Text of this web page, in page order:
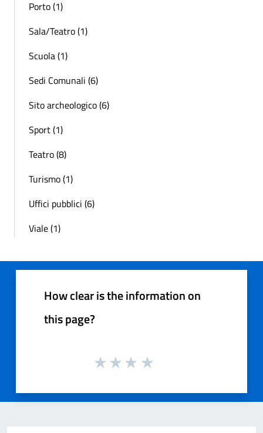
Porto (1)
Sala/Teatro (1)
Scuola (1)
Sedi Comunali (6)
Sito archeologico (6)
Sport (1)
Teatro (8)
Turismo (1)
Uffici pubblici (6)
Viale (1)
How clear is the information on
this page?